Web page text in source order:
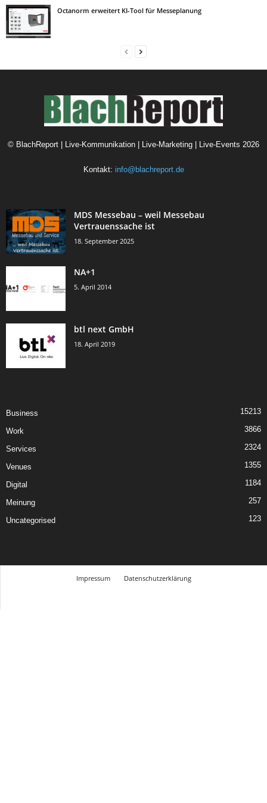
Octanorm erweitert KI-Tool für Messeplanung
© BlachReport | Live-Kommunikation | Live-Marketing | Live-Events 2026
Kontakt: info@blachreport.de
MDS Messebau – weil Messebau
Vertrauenssache ist
18. September 2025
NA+1
5. April 2014
btl next GmbH
18. April 2019
Business 15213
Work 3866
Services 2324
Venues 1355
Digital 1184
Meinung 257
Uncategorised 123
Impressum
Datenschutzerklärung